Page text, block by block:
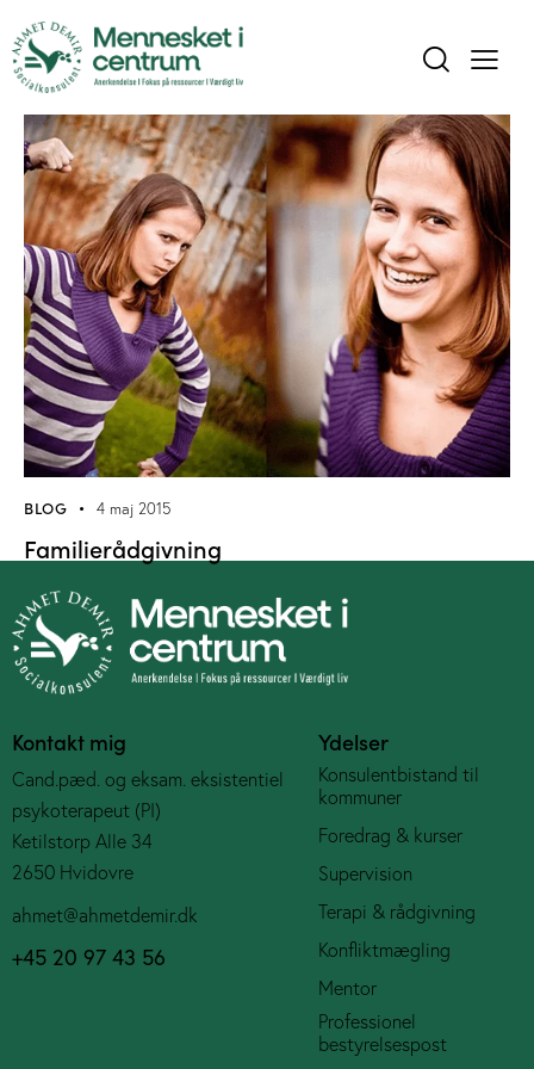
BLOG 4 maj 2015
Familierådgivning
Kontakt mig
Cand.pæd. og eksam. eksistentiel
psykoterapeut (PI)
Ketilstorp Alle 34
2650 Hvidovre
ahmet@ahmetdemir.dk
+45 20 97 43 56
Ydelser
Konsulentbistand til
kommuner
Foredrag & kurser
Supervision
Terapi & rådgivning
Konfliktmægling
Mentor
Professionel
bestyrelsespost